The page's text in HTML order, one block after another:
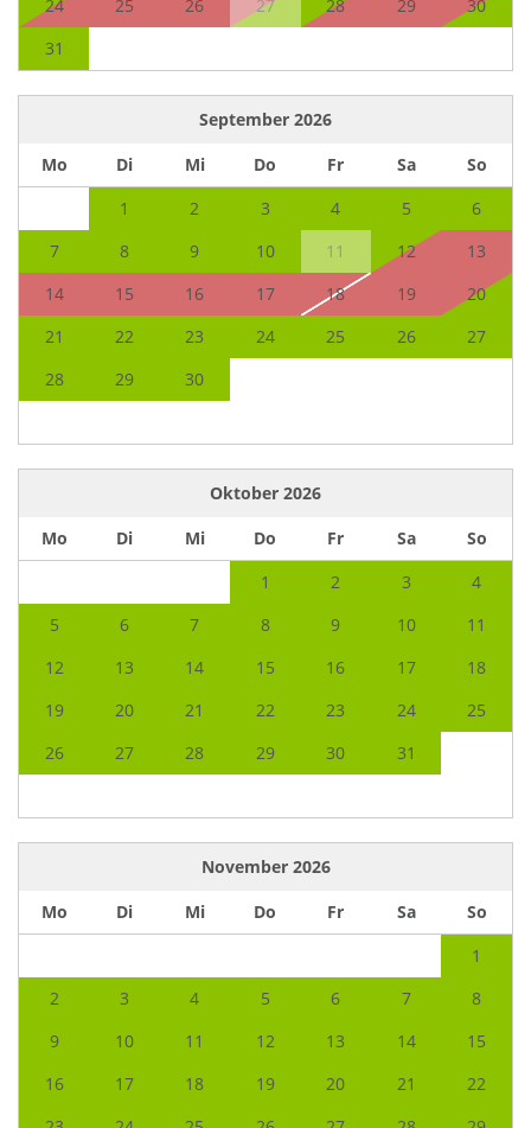
24
25 26 27 28 29
30
31
September 2026
Mo
Di Mi Do Fr Sa
So
1
2 3 4 5
6
7
8 9 10 11 12
13
14
15 16 17 18 19
20
21
22 23 24 25 26
27
28
29 30
Oktober 2026
Mo
Di Mi Do Fr Sa
So
1
2 3
4
5
6 7 8 9 10
11
12
13 14 15 16 17
18
19
20 21 22 23 24
25
26
27 28 29 30 31
November 2026
Mo
Di Mi Do Fr Sa
So
1
2
3 4 5 6 7
8
9
10 11 12 13 14
15
16
17 18 19 20 21
22